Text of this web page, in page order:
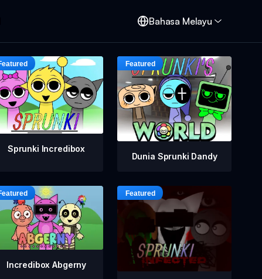
Bahasa Melayu
Sprunki Incredibox
Dunia Sprunki Dandy
Incredibox Abgerny